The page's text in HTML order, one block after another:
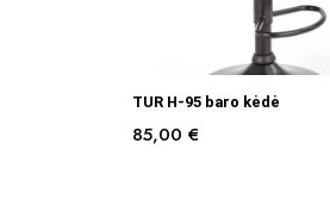
PASIRINKTI SAVYBES
TUR H-95 baro kėdė
85,00 €